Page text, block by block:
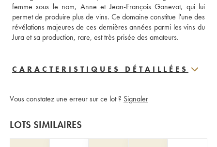
femme sous le nom, Anne et Jean-François Ganevat, qui lui
permet de produire plus de vins. Ce domaine constitue l'une des
révélations majeures de ces dernières années parmi les vins du
Jura et sa production, rare, est très prisée des amateurs.
CARACTERISTIQUES DÉTAILLÉES
Vous constatez une erreur sur ce lot ? Signaler
LOTS SIMILAIRES